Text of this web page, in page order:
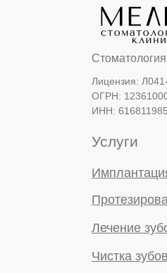
Ростов-на-Дону,
ул. Коблова, 4
Открыть
Блог
Экспертные
Уголок
Рассрочка
+7 (863) 333-
Мы рядом: